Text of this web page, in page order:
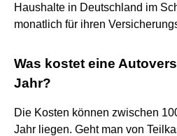
Haushalte in Deutschland im
monatlich für ihren
Was kostet eine
Jahr?
Die Kosten können zwischen
Jahr liegen. Geht man von